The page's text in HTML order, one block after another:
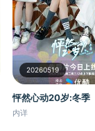
20260519
怦然心动20岁:冬季
内详